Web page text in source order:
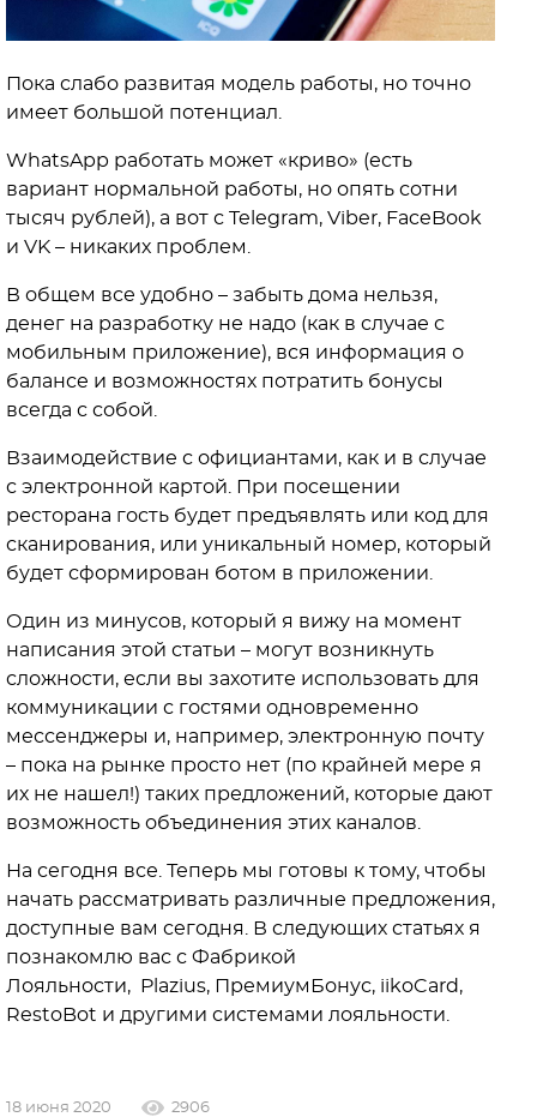
Пока слабо развитая модель работы, но точно
имеет большой потенциал.
WhatsApp работать может «криво» (есть
вариант нормальной работы, но опять сотни
тысяч рублей), а вот с Telegram, Viber, FaceBook
и VK – никаких проблем.
В общем все удобно – забыть дома нельзя,
денег на разработку не надо (как в случае с
мобильным приложение), вся информация о
балансе и возможностях потратить бонусы
всегда с собой.
Взаимодействие с официантами, как и в случае
с электронной картой. При посещении
ресторана гость будет предъявлять или код для
сканирования, или уникальный номер, который
будет сформирован ботом в приложении.
Один из минусов, который я вижу на момент
написания этой статьи – могут возникнуть
сложности, если вы захотите использовать для
коммуникации с гостями одновременно
мессенджеры и, например, электронную почту
– пока на рынке просто нет (по крайней мере я
их не нашел!) таких предложений, которые дают
возможность объединения этих каналов.
На сегодня все. Теперь мы готовы к тому, чтобы
начать рассматривать различные предложения,
доступные вам сегодня. В следующих статьях я
познакомлю вас с Фабрикой
Лояльности, Plazius, ПремиумБонус, iikoCard,
RestoBot и другими системами лояльности.
18 июня 2020 2906